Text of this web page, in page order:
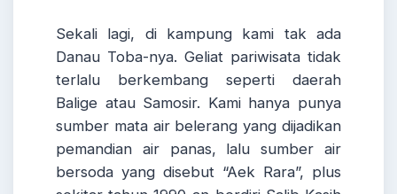
Sekali lagi, di kampung kami tak ada
Danau Toba-nya. Geliat pariwisata tidak
terlalu berkembang seperti daerah
Balige atau Samosir. Kami hanya punya
sumber mata air belerang yang dijadikan
pemandian air panas, lalu sumber air
bersoda yang disebut “Aek Rara”, plus